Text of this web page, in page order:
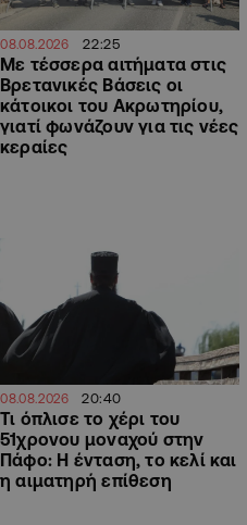
08.08.2026 22:25
Με τέσσερα αιτήματα στις
Βρετανικές Βάσεις οι
κάτοικοι του Ακρωτηρίου,
γιατί φωνάζουν για τις νέες
κεραίες
08.08.2026 20:40
Τι όπλισε το χέρι του
51χρονου μοναχού στην
Πάφο: Η ένταση, το κελί και
η αιματηρή επίθεση